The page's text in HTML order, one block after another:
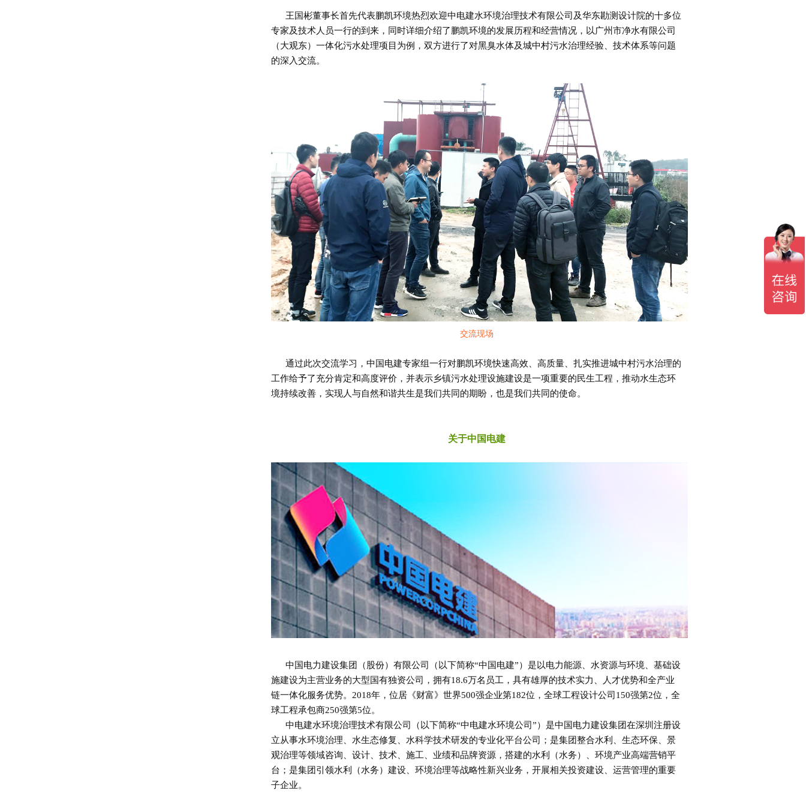
王国彬董事长首先代表鹏凯环境热烈欢迎中电建水环境治理技术有限公司及华东勘测设计院的十多位
专家及技术人员一行的到来，同时详细介绍了鹏凯环境的发展历程和经营情况，以广州市净水有限公司
（大观东）一体化污水处理项目为例，双方进行了对黑臭水体及城中村污水治理经验、技术体系等问题
的深入交流。
交流现场
通过此次交流学习，中国电建专家组一行对鹏凯环境快速高效、高质量、扎实推进城中村污水治理的
工作给予了充分肯定和高度评价 ，并表示乡镇污水处理设施建设是一项重要的民生工程，推动水生态环
境持续改善，实现人与自然和谐共生是我们共同的期盼，也是我们共同的使命。
关于中国电建
中国电力建设集团（股份）有限公司（以下简称“中国电建”）是以电力能源、水资源与环境、基础设
施建设为主营业务的大型国有独资公司，拥有18.6万名员工，具有雄厚的技术实力、人才优势和全产业
链一体化服务优势。2018年，位居《财富》世界500强企业第182位，全球工程设计公司150强第2位，全
球工程承包商250强第5位。
中电建水环境治理技术有限公司（以下简称“中电建水环境公司”）是中国电力建设集团在深圳注册设
立从事水环境治理、水生态修复、水科学技术研发的专业化平台公司；是集团整合水利、生态环保、景
观治理等领域咨询、设计、技术、施工、业绩和品牌资源，搭建的水利（水务）、环境产业高端营销平
台；是集团引领水利（水务）建设、环境治理等战略性新兴业务，开展相关投资建设、运营管理的重要
子企业。